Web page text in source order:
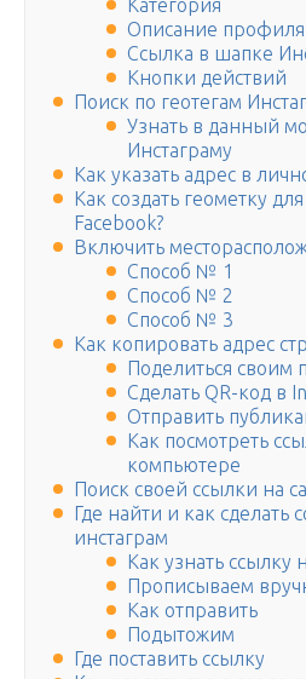
Категория
Описание профиля
Ссылка в шапке
Кнопки действий
Поиск по геотегам
Узнать в данный
Инстаграму
Как указать адрес в
Как создать геометку
Facebook?
Включить
Способ № 1
Способ № 2
Способ № 3
Как копировать адрес
Поделиться своим
Сделать QR-код в
Отправить
Как посмотреть
компьютере
Поиск своей ссылки на
Где найти и как сделать
инстаграм
Как узнать ссылку
Прописываем
Как отправить
Подытожим
Где поставить ссылку